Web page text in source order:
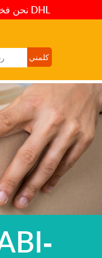
نحن فخورون بالإعلان عن شراكتنا مع DHL